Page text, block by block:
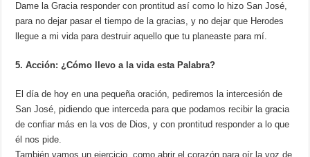
Dame la Gracia responder con prontitud así como lo hizo San José,
para no dejar pasar el tiempo de la gracias, y no dejar que Herodes
llegue a mi vida para destruir aquello que tu planeaste para mí.
5. Acción: ¿Cómo llevo a la vida esta Palabra?
El día de hoy en una pequeña oración, pediremos la intercesión de
San José, pidiendo que interceda para que podamos recibir la gracia
de confiar más en la vos de Dios, y con prontitud responder a lo que
él nos pide.
También vamos un ejercicio, como abrir el corazón para oír la voz de